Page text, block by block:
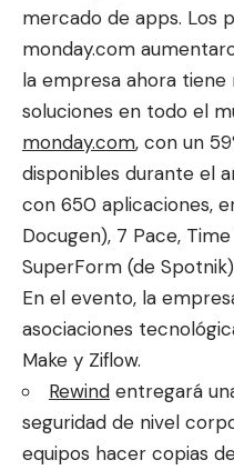
mercado de apps. Los
monday.com
la empresa ahora
soluciones en todo el
monday.com, con un
disponibles durante el
con 650 aplicaciones,
Docugen), 7 Pace,
SuperForm (de
En el evento, la
asociaciones
Make y Ziflow. ​
Rewind entregará
seguridad de nivel
equipos hacer copias